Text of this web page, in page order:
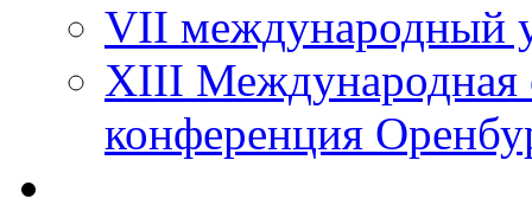
VII международный
XIII Международная
конференция